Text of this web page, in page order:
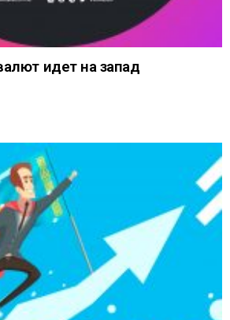
идет на запад